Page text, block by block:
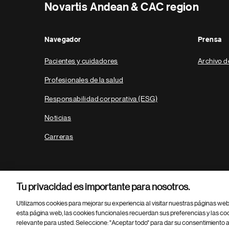
Novartis Andean & CAC region
Navegador
Pacientes y cuidadores
Profesionales de la salud
Responsabilidad corporativa (ESG)
Noticias
Carreras
Prensa
Archivo
Parte
© 2026 Novartis AG
Tu privacidad es importante para nosotros.
Utilizamos cookies para mejorar su experiencia al visitar nuestras páginas
esta página web, las cookies funcionales recuerdan sus preferencias y las
relevante para usted. Seleccione: "Aceptar todo" para dar su consentimiento